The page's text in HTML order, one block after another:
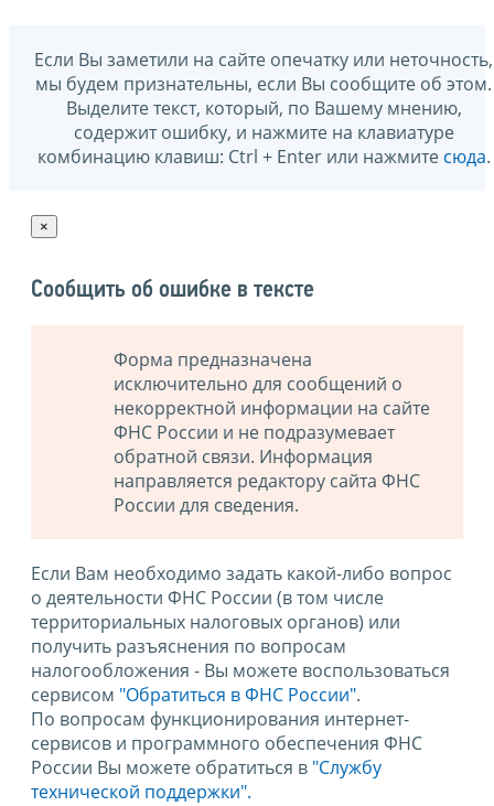
Если Вы заметили на сайте опечатку или неточность,
мы будем признательны, если Вы сообщите об этом.
Выделите текст, который, по Вашему мнению,
содержит ошибку, и нажмите на клавиатуре
комбинацию клавиш: Ctrl + Enter или нажмите сюда.
×
Сообщить об ошибке в тексте
Форма предназначена
исключительно для сообщений о
некорректной информации на сайте
ФНС России и не подразумевает
обратной связи. Информация
направляется редактору сайта ФНС
России для сведения.
Если Вам необходимо задать какой-либо вопрос
о деятельности ФНС России (в том числе
территориальных налоговых органов) или
получить разъяснения по вопросам
налогообложения - Вы можете воспользоваться
сервисом "Обратиться в ФНС России".
По вопросам функционирования интернет-
сервисов и программного обеспечения ФНС
России Вы можете обратиться в "Службу
технической поддержки".